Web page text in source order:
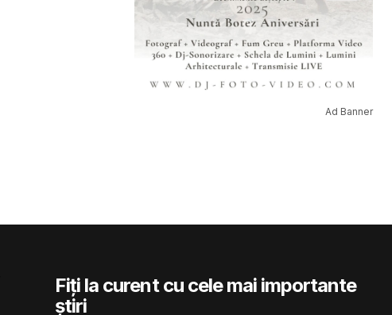
Ad Banner
Fiți la curent cu cele mai importante
știri